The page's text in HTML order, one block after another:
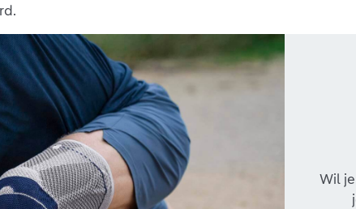
Wil